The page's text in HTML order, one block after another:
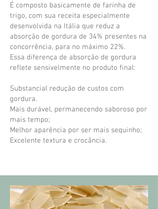
É composto basicamente de farinha de
trigo, com sua receita especialmente
desenvolvida na Itália que reduz a
absorção de gordura de 34% presentes na
concorrência, para no máximo 22%.
Essa diferença de absorção de gordura
reflete sensivelmente no produto final:
Substancial redução de custos com
gordura.
Mais durável, permanecendo saboroso por
mais tempo;
Melhor aparência por ser mais sequinho;
Excelente textura e crocância.